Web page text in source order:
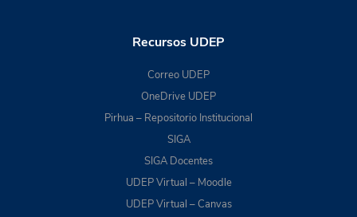
Recursos UDEP
Correo UDEP
OneDrive UDEP
Pirhua – Repositorio Institucional
SIGA
SIGA Docentes
UDEP Virtual – Moodle
UDEP Virtual – Canvas